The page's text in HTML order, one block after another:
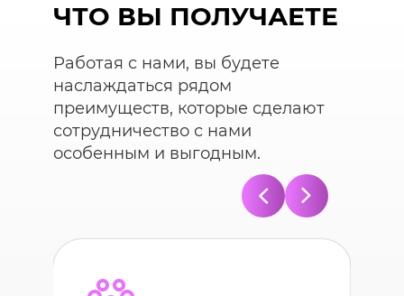
Отправить заявку
Я принимаю Положениеи даюСогласие
на обработку персональных данных.
ЧТО ВЫ ПОЛУЧАЕТЕ
Работая с нами, вы будете
наслаждаться рядом
преимуществ, которые сделают
сотрудничество с нами
особенным и выгодным.